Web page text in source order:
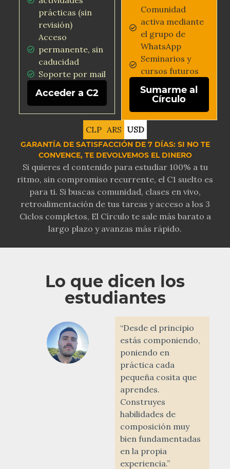
prácticas (sin
revisión)
Acceso
permanente, sin
caducidad
Soporte por mail
Acceder a C2
Comunidad
activa mediante
el grupo de
WhatsApp
Seminarios y
cursos futuros
Sumarme al
Círculo
CLP ARS USD
GARANTÍA DE SATISFACCIÓN DE 7 DÍAS: SI NO TE
CONVENCE, TE DEVOLVEMOS EL DINERO
Si quieres el contenido para estudiar 100% a tu
ritmo, sin compromiso recurrente, el C1 suelto es
para ti. Si buscas comunidad, clases en vivo,
retroalimentación de tus tareas y acceso a los 3
Ciclos completos, El Círculo te sale más barato a
largo plazo y avanzas más rápido.
Lo que dicen los
estudiantes
“Desde el principio
estás componiendo,
poniendo en
práctica cada
pequeña cosita que
aprendes.
Construyes
habilidades de
composición muy
bien fundamentadas
en la propia
experiencia.”